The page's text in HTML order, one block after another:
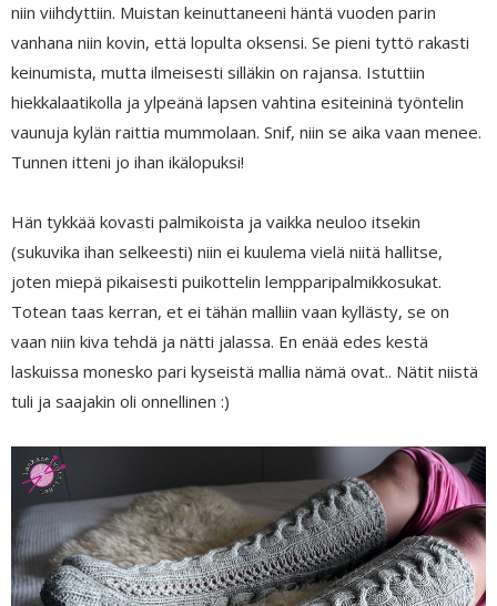
niin viihdyttiin. Muistan keinuttaneeni häntä vuoden parin
vanhana niin kovin, että lopulta oksensi. Se pieni tyttö rakasti
keinumista, mutta ilmeisesti silläkin on rajansa. Istuttiin
hiekkalaatikolla ja ylpeänä lapsen vahtina esiteininä työntelin
vaunuja kylän raittia mummolaan. Snif, niin se aika vaan menee.
Tunnen itteni jo ihan ikälopuksi!
Hän tykkää kovasti palmikoista ja vaikka neuloo itsekin
(sukuvika ihan selkeesti) niin ei kuulema vielä niitä hallitse,
joten miepä pikaisesti puikottelin lempparipalmikkosukat.
Totean taas kerran, et ei tähän malliin vaan kyllästy, se on
vaan niin kiva tehdä ja nätti jalassa. En enää edes kestä
laskuissa monesko pari kyseistä mallia nämä ovat.. Nätit niistä
tuli ja saajakin oli onnellinen :)